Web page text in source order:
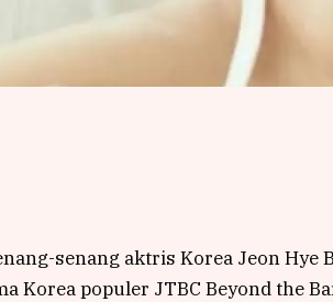
senang aktris Korea Jeon Hye
Korea populer JTBC Beyond the